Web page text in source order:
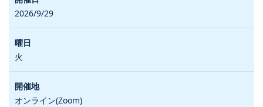
2026/9/29
火
オンライン(Zoom)